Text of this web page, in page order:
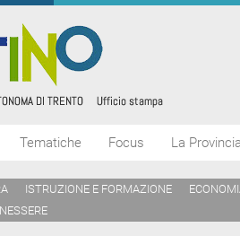
Tematiche Focus La
ISTRUZIONE E FORMAZIONE